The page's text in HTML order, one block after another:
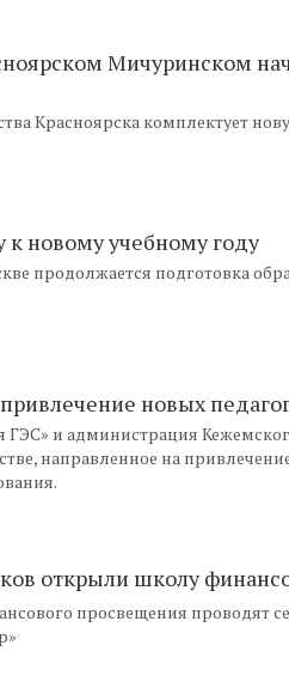
Мичуринском
Красноярска комплектует
к новому учебному году
продолжается подготовка
новых
ГЭС» и администрация
направленное на
открыли школу
просвещения проводят